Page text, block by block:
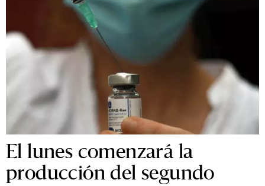
El lunes comenzará la
producción del segundo